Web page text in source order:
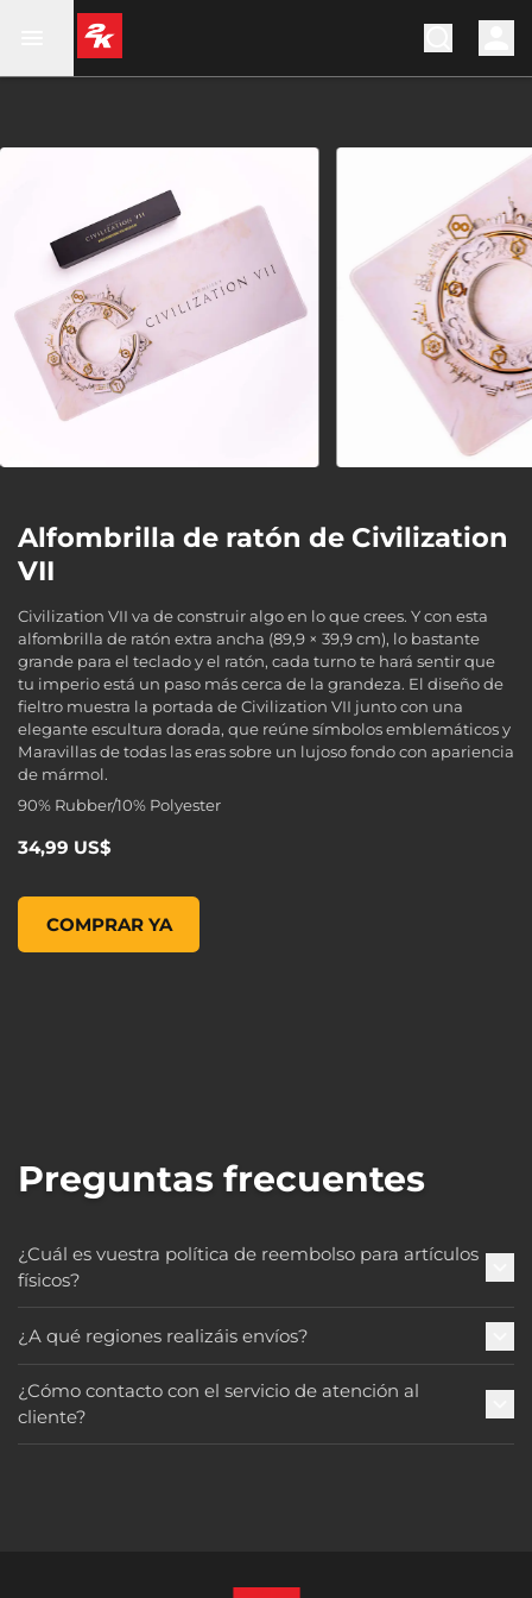
Alfombrilla de ratón de Civilization
VII
Civilization VII va de construir algo en lo que crees. Y con esta
alfombrilla de ratón extra ancha (89,9 × 39,9 cm), lo bastante
grande para el teclado y el ratón, cada turno te hará sentir que
tu imperio está un paso más cerca de la grandeza. El diseño de
fieltro muestra la portada de Civilization VII junto con una
elegante escultura dorada, que reúne símbolos emblemáticos y
Maravillas de todas las eras sobre un lujoso fondo con apariencia
de mármol.
90% Rubber/10% Polyester
34,99 US$
COMPRAR YA
Alfombrilla de ratón de Civilization VII, , 34,99 US$
Preguntas frecuentes
¿Cuál es vuestra política de reembolso para artículos
físicos?
¿A qué regiones realizáis envíos?
¿Cómo contacto con el servicio de atención al
cliente?